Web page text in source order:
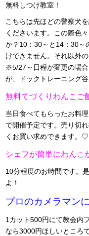
無料しつけ教室！
こちらは先ほどの警察犬
くださいます。この際色
か？10：30～と14：30～
けできません。それ以外
※5/27～日程が変更の場
が、ドックトレーニング谷
無料てづくりわんこご
当日食べてもらったお料
で開催予定です。売り切
くお買い求めできます。♡
シェフが簡単にわんこ
10分程度のお時間です。
よ！
プロのカメラマン
1カット500円にて教会内
なら3000円ほしいところ